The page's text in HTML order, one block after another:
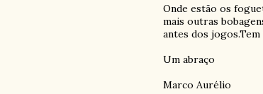
Onde estão os
mais outras
antes dos
Um abraço
Marco Aurélio